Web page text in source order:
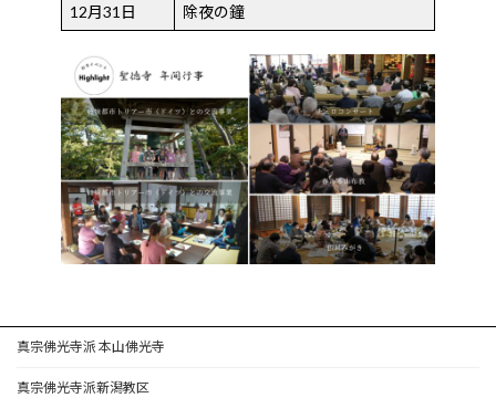
12月31日 除夜の鐘
真宗佛光寺派 本山佛光寺
真宗佛光寺派新潟教区